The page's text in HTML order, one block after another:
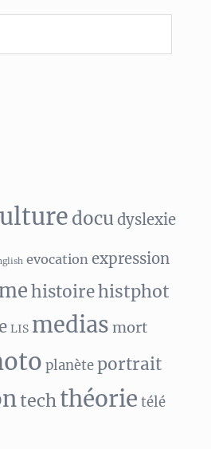
docudyslexie
evocation expression
histoirehistphot
LIS medias mort
planèteportrait
techthéorie télé